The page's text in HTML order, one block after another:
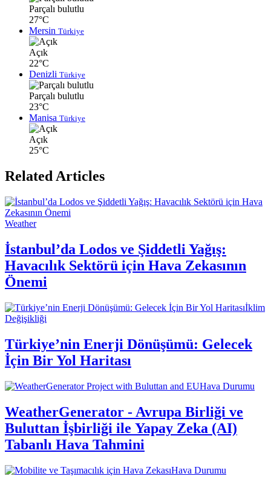
Parçalı bulutlu
27°C
Mersin Türkiye
Açık
22°C
Denizli Türkiye
Parçalı bulutlu
23°C
Manisa Türkiye
Açık
25°C
Related Articles
Weather
İstanbul’da Lodos ve Şiddetli Yağış:
Havacılık Sektörü için Hava Zekasının
Önemi
İklim
Değişikliği
Türkiye’nin Enerji Dönüşümü: Gelecek
İçin Bir Yol Haritası
Hava Durumu
WeatherGenerator - Avrupa Birliği ve
Buluttan İşbirliği ile Yapay Zeka (AI)
Tabanlı Hava Tahmini
Hava Durumu